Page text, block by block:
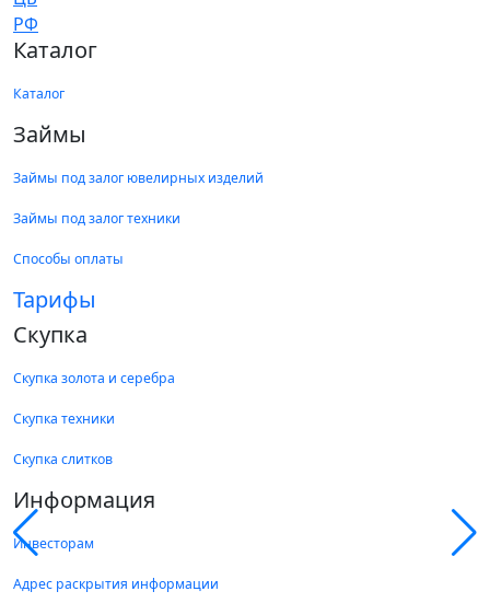
Каталог
Каталог
Займы
Займы под залог ювелирных изделий
Займы под залог техники
Способы оплаты
Тарифы
Скупка
Скупка золота и серебра
Скупка техники
Скупка слитков
Информация
Инвесторам
Адрес раскрытия информации